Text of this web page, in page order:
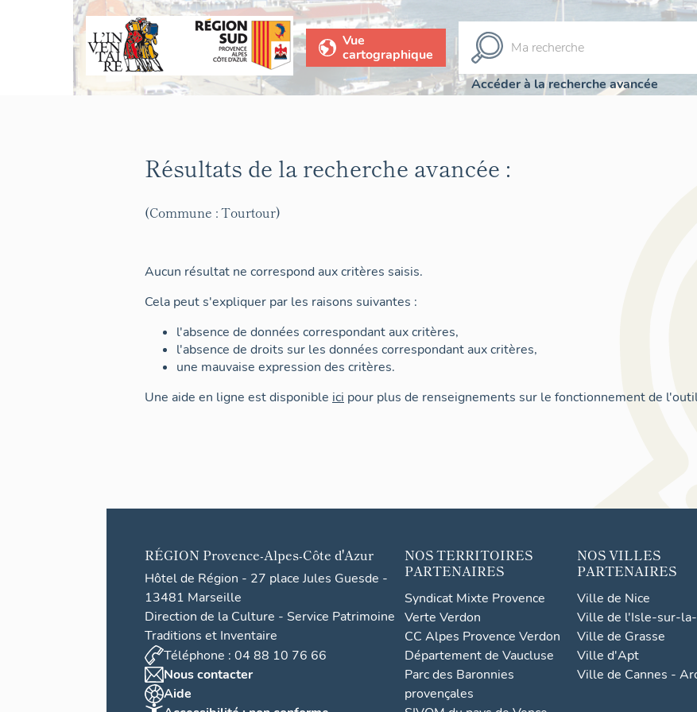
Vue
cartographique
Accéder à la recherche avancée
Résultats de la recherche avancée :
(Commune : Tourtour)
Aucun résultat ne correspond aux critères saisis.
Cela peut s'expliquer par les raisons suivantes :
l'absence de données correspondant aux critères,
l'absence de droits sur les données correspondant aux critères,
une mauvaise expression des critères.
Une aide en ligne est disponible ici pour plus de renseignements sur le fonctionnement de
RÉGION Provence-Alpes-Côte d'Azur
Hôtel de Région - 27 place Jules Guesde -
13481 Marseille
Direction de la Culture - Service Patrimoine
Traditions et Inventaire
Téléphone : 04 88 10 76 66
Nous contacter
Aide
NOS TERRITOIRES
PARTENAIRES
Syndicat Mixte Provence
Verte Verdon
CC Alpes Provence Verdon
Département de Vaucluse
Parc des Baronnies
provençales
NOS VILLES
PARTENAIRES
Ville de Nice
Ville de l'Isle-sur-
Ville de Grasse
Ville d'Apt
Ville de Cannes -